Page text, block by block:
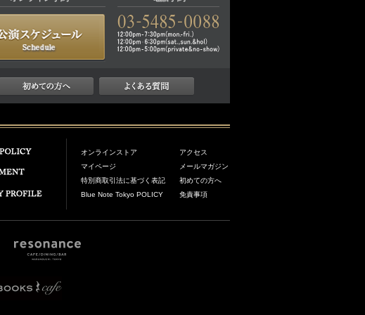
オンラインストア
マイページ
特別商取引法に基づく表記
Blue Note Tokyo POLICY
アクセス
メールマガジン
初めての方へ
免責事項